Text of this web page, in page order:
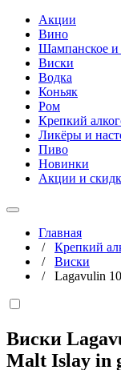
Акции
Вино
Шампанское и
Виски
Водка
Коньяк
Ром
Крепкий
Ликёры и
Пиво
Новинки
Акции и
Главная
/ Крепкий
/ Виски
/ Lagavulin
Виски
Malt Islay in